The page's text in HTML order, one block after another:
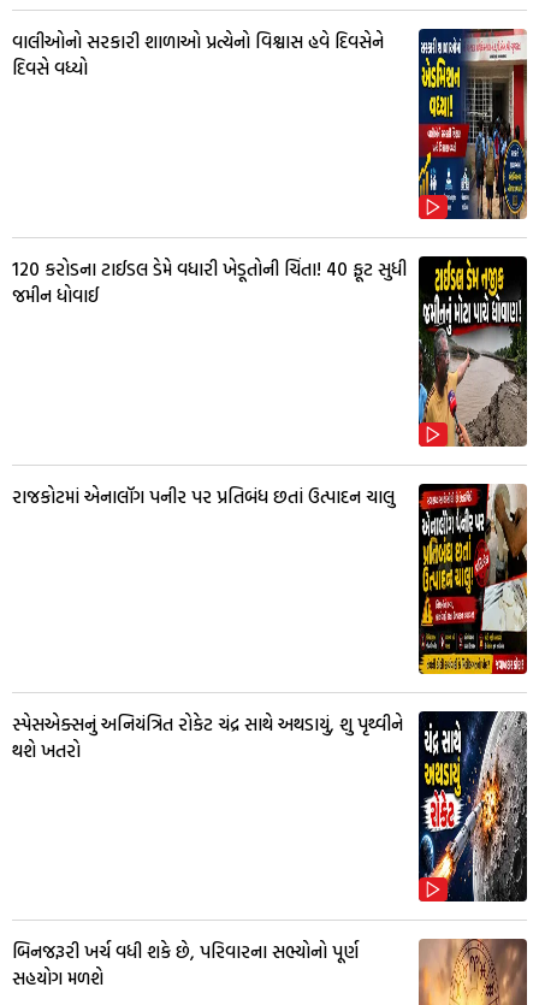
વાલીઓનો સરકારી શાળાઓ પ્રત્યેનો વિશ્વાસ હવે દિવસેને
દિવસે વધ્યો
₹120 કરોડના ટાઈડલ ડેમે વધારી ખેડૂતોની ચિંતા! 40 ફૂટ સુધી
જમીન ધોવાઈ
રાજકોટમાં એનાલૉગ પનીર પર પ્રતિબંધ છતાં ઉત્પાદન ચાલુ
સ્પેસએક્સનું અનિયંત્રિત રોકેટ ચંદ્ર સાથે અથડાયું, શુ પૃથ્વીને
થશે ખતરો
બિનજરૂરી ખર્ચ વધી શકે છે, પરિવારના સભ્યોનો પૂર્ણ
સહયોગ મળશે